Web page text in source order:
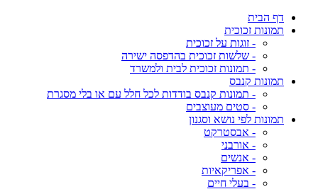
דף הבית
תמונות זכוכית
- זוגות על זכוכית
- שלשות זכוכית בהדפסה ישירה
- תמונות זכוכית לבית ולמשרד
תמונות קנבס
- תמונות קנבס בודדות לכל חלל עם או בלי מסגרת
- סטים מעוצבים
תמונות לפי נושא וסגנון
- אבסטרקט
- אורבני
- אנשים
- אפריקאיות
- בעלי חיים